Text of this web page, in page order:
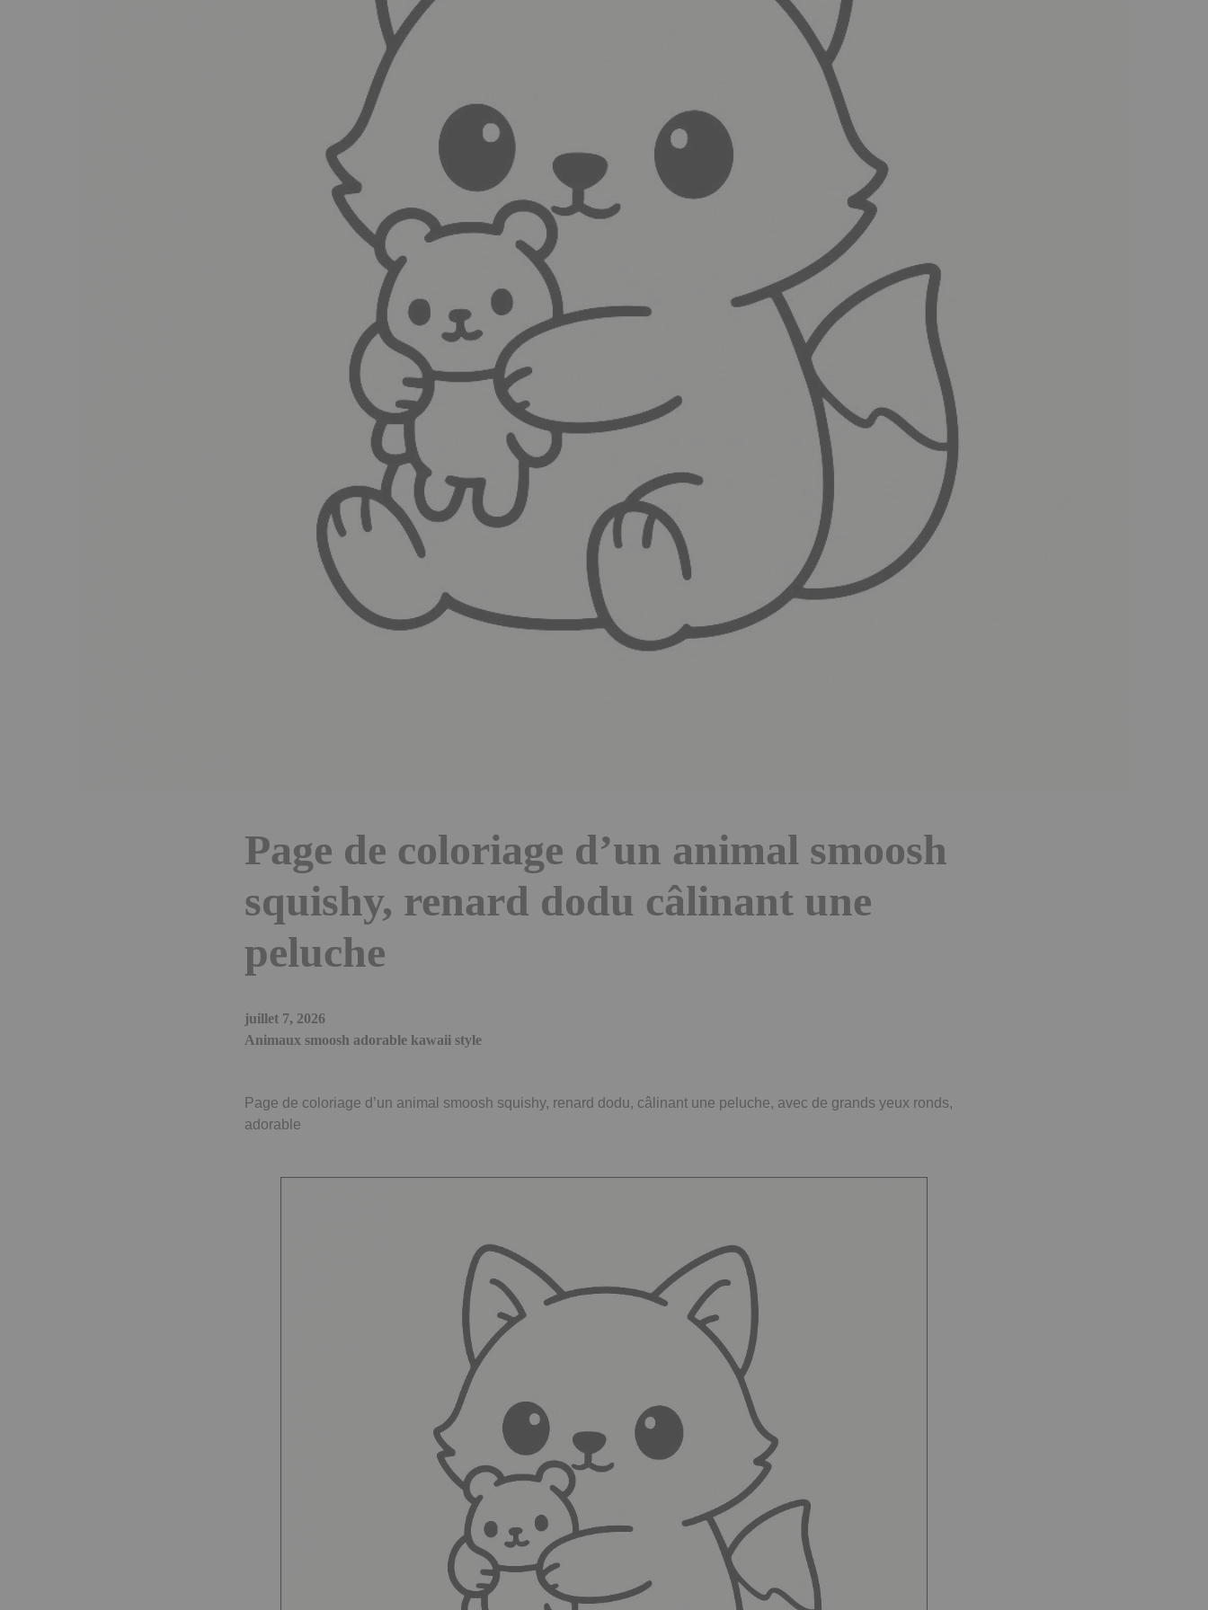
Page de coloriage d’un animal smoosh
squishy, renard dodu câlinant une
peluche
juillet 7, 2026
Animaux smoosh adorable kawaii style
Page de coloriage d’un animal smoosh squishy, renard dodu, câlinant une peluche, avec de grands yeux ronds,
adorable